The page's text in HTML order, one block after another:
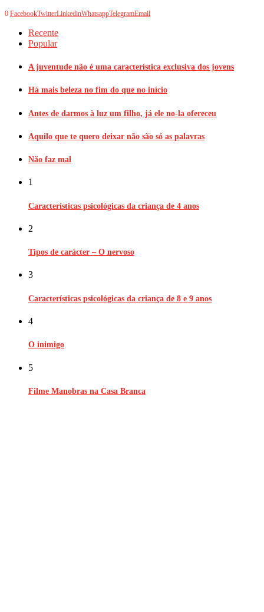
0 FacebookTwitterLinkedinWhatsappTelegramEmail
Recente
Popular
A juventude não é uma característica exclusiva dos jovens
Há mais beleza no fim do que no início
Antes de darmos à luz um filho, já ele no-la ofereceu
Aquilo que te quero deixar não são só as palavras
Não faz mal
1
Características psicológicas da criança de 4 anos
2
Tipos de carácter – O nervoso
3
Características psicológicas da criança de 8 e 9 anos
4
O inimigo
5
Filme Manobras na Casa Branca